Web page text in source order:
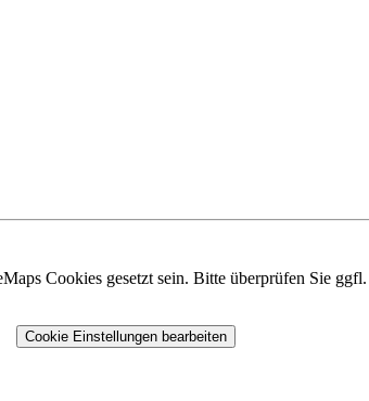
Cookies gesetzt sein. Bitte überprüfen Sie
Cookie Einstellungen bearbeiten